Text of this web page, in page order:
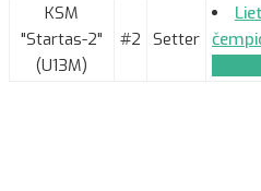
KSM
"Startas-2"
(U13M)
#2 Setter